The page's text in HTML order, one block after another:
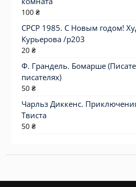
100 ₴
СРСР 1985. С Новым годом!
Курьерова /р203
20 ₴
Ф. Грандель. Бомарше
писателях)
50 ₴
Чарльз Диккенс.
Твиста
50 ₴